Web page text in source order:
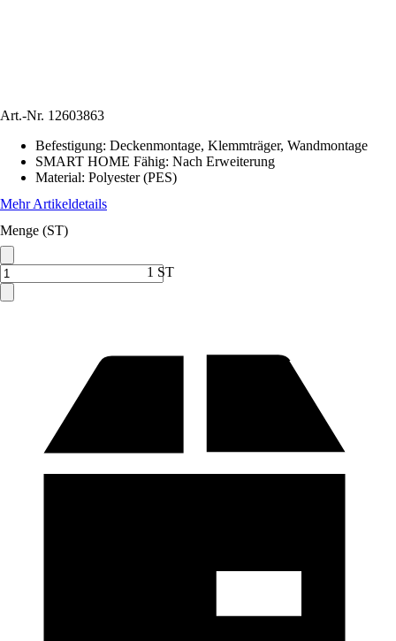
Art.-Nr. 12603863
Befestigung: Deckenmontage, Klemmträger, Wandmontage
SMART HOME Fähig: Nach Erweiterung
Material: Polyester (PES)
Mehr Artikeldetails
Menge (ST)
1 ST